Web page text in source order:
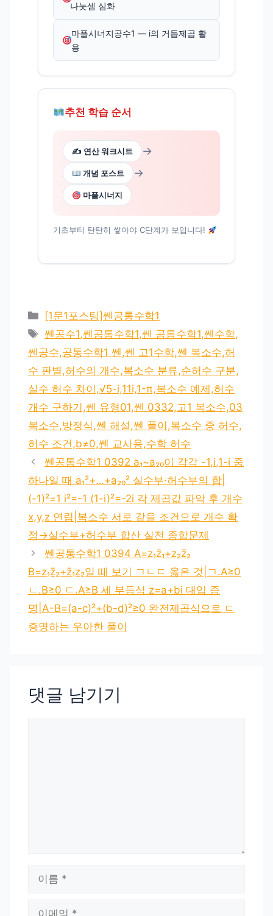
나눗셈 심화
마플시너지공수1 — i의 거듭제곱 활
용
추천 학습 순서
✍️ 연산 워크시트 →
개념 포스트 →
마플시너지
기초부터 탄탄히 쌓아야 C단계가 보입니다!
카
테
리
[1문1포스팅]쎈공통수학1
태
그
쎈공수1,쎈공통수학1,쎈 공통수학1,쎈수학,
쎈공수,공통수학1 쎈,쎈 고1수학,쎈 복소수,허
수 판별,허수의 개수,복소수 분류,순허수 구분,
실수 허수 차이,√5-i,11i,1-π,복소수 예제,허수
개수 구하기,쎈 유형01,쎈 0332,고1 복소수,03
복소수,방정식,쎈 해설,쎈 풀이,복소수 중 허수,
허수 조건,b≠0,쎈 교사용,수학 허수
쎈공통수학1 0392 a₁~a₂₀이 각각 -1,i,1-i 중
하나일 때 a₁²+…+a₂₀² 실수부·허수부의 합|
(-1)²=1 i²=-1 (1-i)²=-2i 각 제곱값 파악 후 개수
x,y,z 연립|복소수 서로 같을 조건으로 개수 확
정→실수부+허수부 합산 실전 종합문제
쎈공통수학1 0394 A=z₁z̄₁+z₂z̄₂
B=z₁z̄₂+z̄₁z₂일 때 보기 ㄱㄴㄷ 옳은 것|ㄱ.A≥0
ㄴ.B≥0 ㄷ.A≥B 세 부등식 z=a+bi 대입 증
명|A-B=(a-c)²+(b-d)²≥0 완전제곱식으로 ㄷ
증명하는 우아한 풀이
댓글 남기기